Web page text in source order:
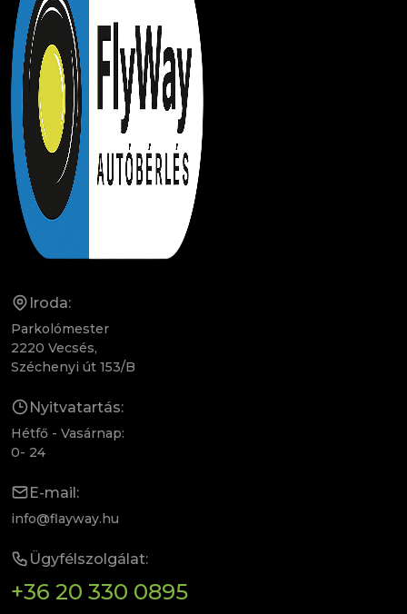
Iroda:
Parkolómester
2220 Vecsés,
Széchenyi út 153/B
Nyitvatartás:
Hétfő - Vasárnap:
0- 24
E-mail:
info@flayway.hu
Ügyfélszolgálat:
+36 20 330 0895